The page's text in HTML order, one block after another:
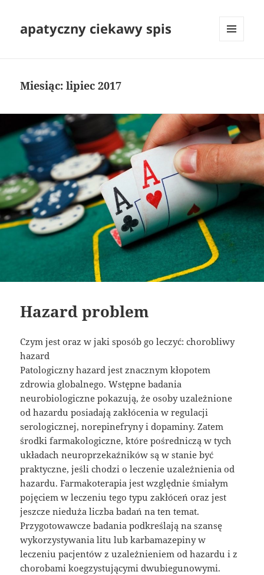
apatyczny ciekawy spis
Miesiąc:lipiec 2017
Hazard problem
Czym jest oraz w jaki sposób go leczyć: chorobliwy
hazard
Patologiczny hazard jest znacznym kłopotem
zdrowia globalnego. Wstępne badania
neurobiologiczne pokazują, że osoby uzależnione
od hazardu posiadają zakłócenia w regulacji
serologicznej, norepinefryny i dopaminy. Zatem
środki farmakologiczne, które pośredniczą w tych
układach neuroprzekaźników są w stanie być
praktyczne, jeśli chodzi o leczenie uzależnienia od
hazardu. Farmakoterapia jest względnie śmiałym
pojęciem w leczeniu tego typu zakłóceń oraz jest
jeszcze nieduża liczba badań na ten temat.
Przygotowawcze badania podkreślają na szansę
wykorzystywania litu lub karbamazepiny w
leczeniu pacjentów z uzależnieniem od hazardu i z
chorobami koegzystującymi dwubiegunowymi.